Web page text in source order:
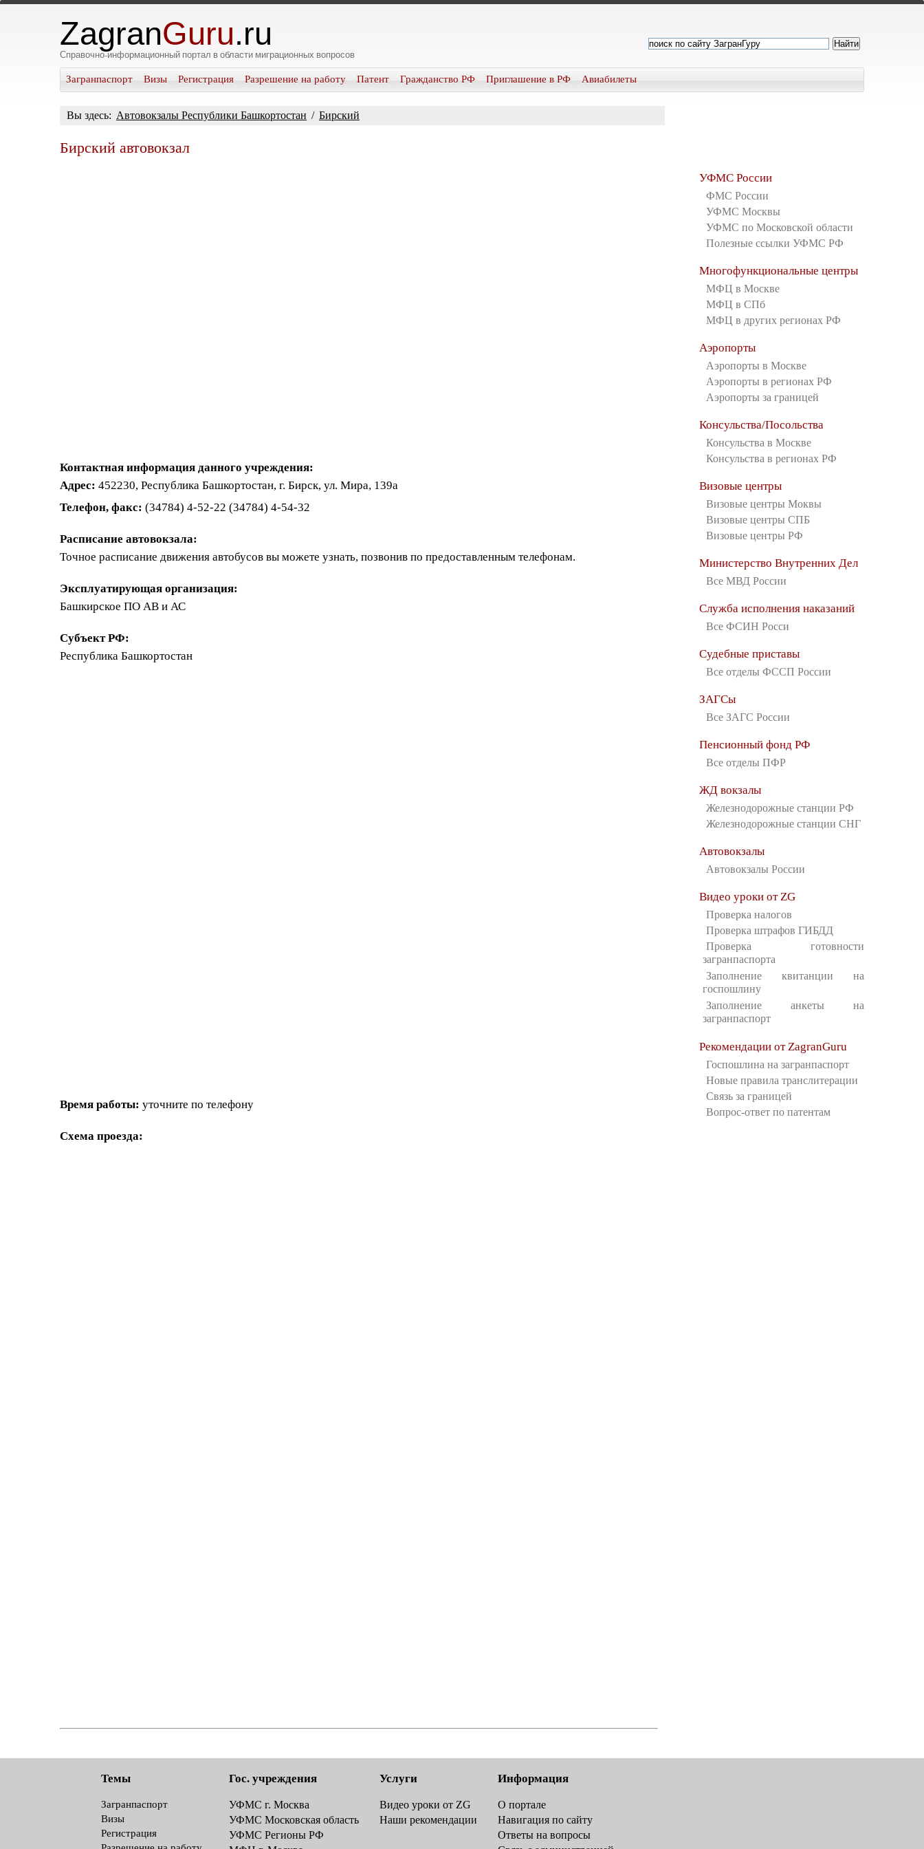
ZagranGuru.ru
Справочно-информационный портал в области миграционных вопросов
Загранпаспорт Визы Регистрация Разрешение на работу Патент Гражданство РФ Приглашение в РФ Авиабилеты
Вы здесь: Автовокзалы Республики Башкортостан / Бирский
Бирский автовокзал
Контактная информация данного учреждения:
Адрес: 452230, Республика Башкортостан, г. Бирск, ул. Мира, 139а
Телефон, факс: (34784) 4-52-22 (34784) 4-54-32
Расписание автовокзала:
Точное расписание движения автобусов вы можете узнать, позвонив по предоставленным телефонам.
Эксплуатирующая организация:
Башкирское ПО АВ и АС
Субъект РФ:
Республика Башкортостан
Время работы: уточните по телефону
Схема проезда:
УФМС России
ФМС России
УФМС Москвы
УФМС по Московской области
Полезные ссылки УФМС РФ
Многофункциональные центры
МФЦ в Москве
МФЦ в СПб
МФЦ в других регионах РФ
Аэропорты
Аэропорты в Москве
Аэропорты в регионах РФ
Аэропорты за границей
Консульства/Посольства
Консульства в Москве
Консульства в регионах РФ
Визовые центры
Визовые центры Моквы
Визовые центры СПБ
Визовые центры РФ
Министерство Внутренних Дел
Все МВД России
Служба исполнения наказаний
Все ФСИН Росси
Судебные приставы
Все отделы ФССП России
ЗАГСы
Все ЗАГС России
Пенсионный фонд РФ
Все отделы ПФР
ЖД вокзалы
Железнодорожные станции РФ
Железнодорожные станции СНГ
Автовокзалы
Автовокзалы России
Видео уроки от ZG
Проверка налогов
Проверка штрафов ГИБДД
Проверка готовности
загранпаспорта
Заполнение квитанции на
госпошлину
Заполнение анкеты на
загранпаспорт
Рекомендации от ZagranGuru
Госпошлина на загранпаспорт
Новые правила транслитерации
Связь за границей
Вопрос-ответ по патентам
Темы
Загранпаспорт
Визы
Регистрация
Гос. учреждения
УФМС г. Москва
УФМС Московская область
УФМС Регионы РФ
Услуги
Видео уроки от ZG
Наши рекомендации
Информация
О портале
Навигация по сайту
Ответы на вопросы